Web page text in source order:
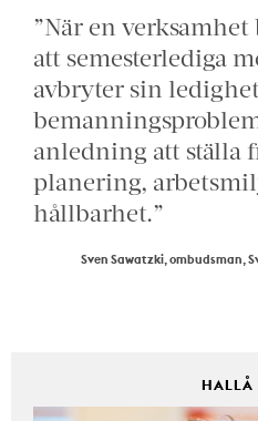
”När en
att semesterlediga
avbryter sin
anledning att ställa
planering,
hållbarhet.”
Sven Sawatzki, ombudsman,
HALLÅ